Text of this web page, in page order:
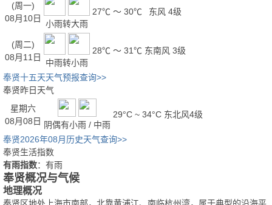
(周一)
08月10日
小雨转大雨
27℃ ～ 30℃ 东风 4级
(周二)
08月11日
中雨转小雨
28℃ ～ 31℃ 东南风 3级
奉贤十五天天气预报查询>>
奉贤昨日天气
星期六
08月08日 阴偶有小雨 / 中雨
29°C ~ 34°C 东北风4级
奉贤2026年08月历史天气查询>>
奉贤生活指数
有雨指数：有雨
奉贤概况与气候
地理概况